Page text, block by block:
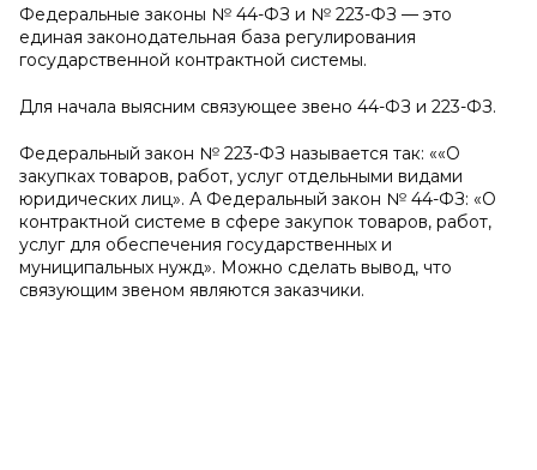
Федеральные законы № 44-ФЗ и № 223-ФЗ — это
единая законодательная база регулирования
государственной контрактной системы.
Для начала выясним связующее звено 44-ФЗ и 223-ФЗ.
Федеральный закон № 223-ФЗ называется так: ««О
закупках товаров, работ, услуг отдельными видами
юридических лиц». А Федеральный закон № 44-ФЗ: «О
контрактной системе в сфере закупок товаров, работ,
услуг для обеспечения государственных и
муниципальных нужд». Можно сделать вывод, что
связующим звеном являются заказчики.